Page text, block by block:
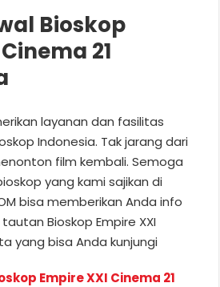
Bioskop
21
layanan dan fasilitas
Indonesia. Tak jarang dari
film kembali. Semoga
yang kami sajikan di
bisa memberikan Anda info
Bioskop Empire XXI
yang bisa Anda kunjungi
Empire XXI Cinema 21